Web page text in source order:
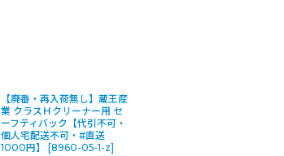
【廃番・再入荷無し】蔵王産
業 クラスＨクリーナー用 セ
ーフティバック【代引不可・
個人宅配送不可・#直送
1000円】
[8960-05-1-z]